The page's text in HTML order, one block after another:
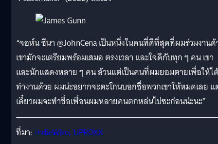
“จอห์น ซีนา @JohnCena เป็นหนึ่งในคนที่ดีที่สุดที่ผมร่วมงาน
เขามักจะเตรียมพร้อมเสมอ ตรงเวลา และใจดีกับทุก ๆ คน เขา
และนักแสดงหลาย ๆ คน ล้วนแต่เป็นคนที่ผมยอมตายเพื่อให้ไ
ทำงานด้วย ผมน่ะอยากจะตะโกนบอกชื่อพวกเขาให้หมดเลย
เดี๋ยวผมจะทำชื่อเพื่อนผมหลายคนตกหล่นไปซะก่อนน่ะนะ”
ที่มา: IndieWire,UPROXX